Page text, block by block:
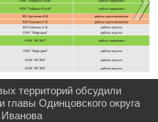
территорий обсудили
Одинцовского округа